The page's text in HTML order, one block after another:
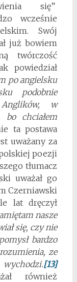
się”
wcześnie
Swój
już bowiem
twórczość
powiedział
po angielsku
podobnie
Anglików, w
bo chciałem
ta postawa
uważany za
poezji
tłumacz
uważał go
Czerniawski
lat dręczył
nasze
się, czy nie
bardzo
ze
[13]
również